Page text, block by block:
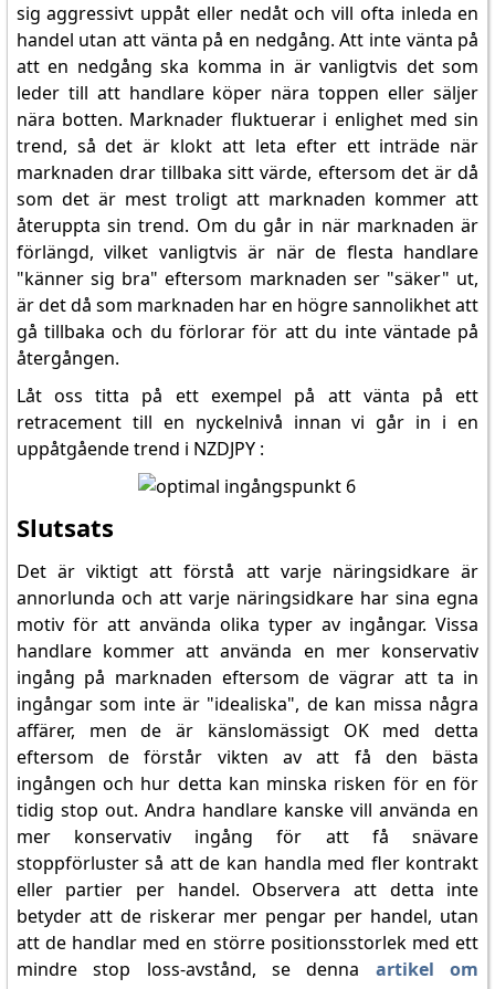
sig aggressivt uppåt eller nedåt och vill ofta inleda en
handel utan att vänta på en nedgång. Att inte vänta på
att en nedgång ska komma in är vanligtvis det som
leder till att handlare köper nära toppen eller säljer
nära botten. Marknader fluktuerar i enlighet med sin
trend, så det är klokt att leta efter ett inträde när
marknaden drar tillbaka sitt värde, eftersom det är då
som det är mest troligt att marknaden kommer att
återuppta sin trend. Om du går in när marknaden är
förlängd, vilket vanligtvis är när de flesta handlare
"känner sig bra" eftersom marknaden ser "säker" ut,
är det då som marknaden har en högre sannolikhet att
gå tillbaka och du förlorar för att du inte väntade på
återgången.
Låt oss titta på ett exempel på att vänta på ett
retracement till en nyckelnivå innan vi går in i en
uppåtgående trend i NZDJPY :
Slutsats
Det är viktigt att förstå att varje näringsidkare är
annorlunda och att varje näringsidkare har sina egna
motiv för att använda olika typer av ingångar. Vissa
handlare kommer att använda en mer konservativ
ingång på marknaden eftersom de vägrar att ta in
ingångar som inte är "idealiska", de kan missa några
affärer, men de är känslomässigt OK med detta
eftersom de förstår vikten av att få den bästa
ingången och hur detta kan minska risken för en för
tidig stop out. Andra handlare kanske vill använda en
mer konservativ ingång för att få snävare
stoppförluster så att de kan handla med fler kontrakt
eller partier per handel. Observera att detta inte
betyder att de riskerar mer pengar per handel, utan
att de handlar med en större positionsstorlek med ett
mindre stop loss-avstånd, se denna artikel om